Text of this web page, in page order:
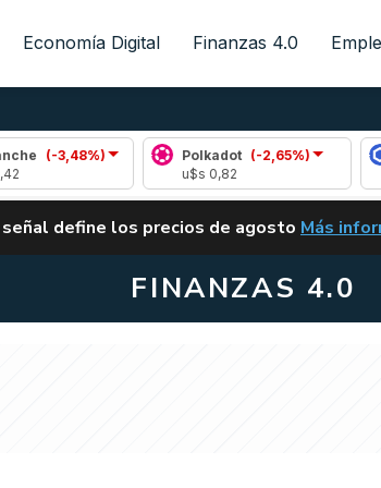
Economía Digital Finanzas 4.0
Polkadot (-2,65%)
ALERTA
define los precios de agosto VUELVE
Más
FINANZAS 4.0